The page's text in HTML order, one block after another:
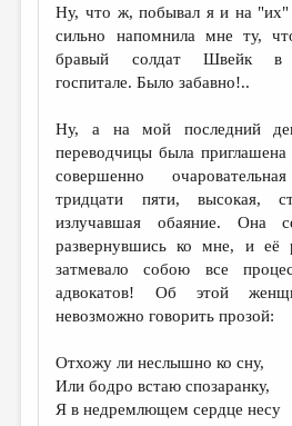
Ну, что ж, побывал я и на "их"
сильно напомнила мне ту,
бравый солдат Швейк в
госпитале. Было забавно!..
Ну, а на мой последний
переводчицы была
совершенно
тридцати пяти, высокая,
излучавшая обаяние. Она
развернувшись ко мне, и её
затмевало собою все
адвокатов! Об этой
невозможно говорить прозой:
Отхожу ли неслышно ко сну,
Или бодро встаю спозаранку,
Я в недремлющем сердце несу